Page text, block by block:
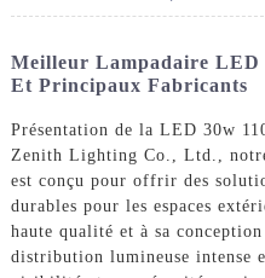
Meilleur Lampadaire LED
Et Principaux Fabricants
Présentation de la LED 30w
Zenith Lighting Co., Ltd.,
est conçu pour offrir des
durables pour les espaces
haute qualité et à sa
distribution lumineuse intense